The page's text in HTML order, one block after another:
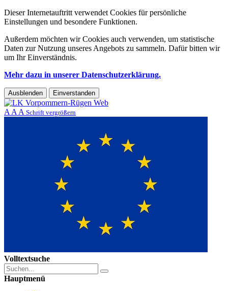
Dieser Internetauftritt verwendet Cookies für persönliche
Einstellungen und besondere Funktionen.
Außerdem möchten wir Cookies auch verwenden, um statistische
Daten zur Nutzung unseres Angebots zu sammeln. Dafür bitten wir
um Ihr Einverständnis.
Mehr dazu in unserer Datenschutzerklärung.
Ausblenden Einverstanden
A A A Schrift vergrößern
Volltextsuche
Hauptmenü